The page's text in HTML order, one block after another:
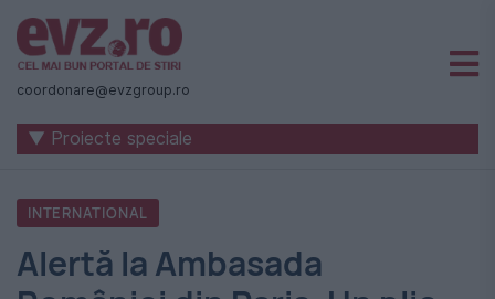
Știri
naționale
internaționale
România
-
coordonare@evzgroup.ro
▼ Proiecte speciale
INTERNATIONAL
Alertă la Ambasada